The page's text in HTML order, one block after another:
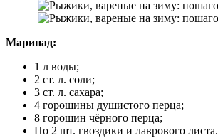
Маринад:
1 л воды;
2 ст. л. соли;
3 ст. л. сахара;
4 горошины душистого перца;
8 горошин чёрного перца;
По 2 шт. гвоздики и лаврового листа.